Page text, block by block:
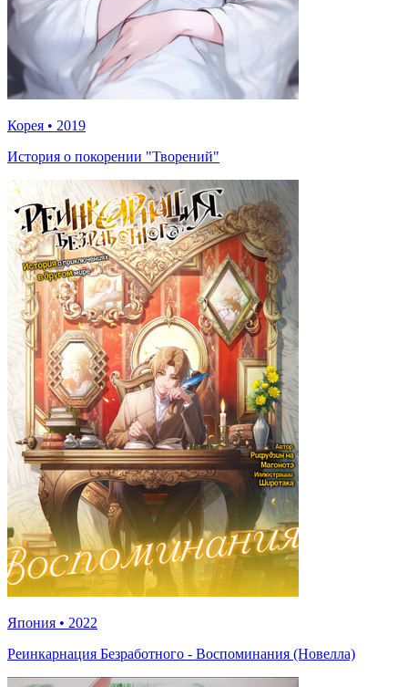
Корея • 2019
История о покорении "Творений"
Япония • 2022
Реинкарнация Безработного - Воспоминания (Новелла)